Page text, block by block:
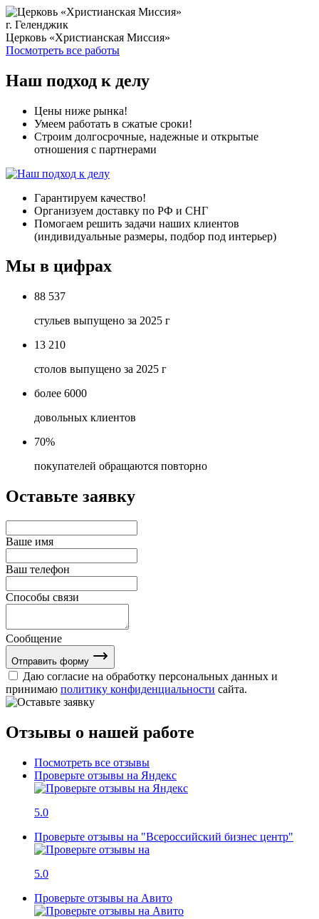
г. Геленджик
Церковь «Христианская Миссия»
Посмотреть все работы
Наш подход к делу
Цены ниже рынка!
Умеем работать в сжатые сроки!
Строим долгосрочные, надежные и открытые
отношения с партнерами
Гарантируем качество!
Организуем доставку по РФ и СНГ
Помогаем решить задачи наших клиентов
(индивидуальные размеры, подбор под интерьер)
Мы в цифрах
88 537
стульев выпущено за 2025 г
13 210
столов выпущено за 2025 г
более 6000
довольных клиентов
70%
покупателей обращаются повторно
Оставьте заявку
Ваше имя
Ваш телефон
Способы связи
Сообщение
Отправить форму
Даю согласие на обработку персональных данных и
принимаю политику конфиденциальности сайта.
Отзывы о нашей работе
Посмотреть все отзывы
Проверьте отзывы на Яндекс
5.0
Проверьте отзывы на "Всероссийский бизнес центр"
5.0
Проверьте отзывы на Авито